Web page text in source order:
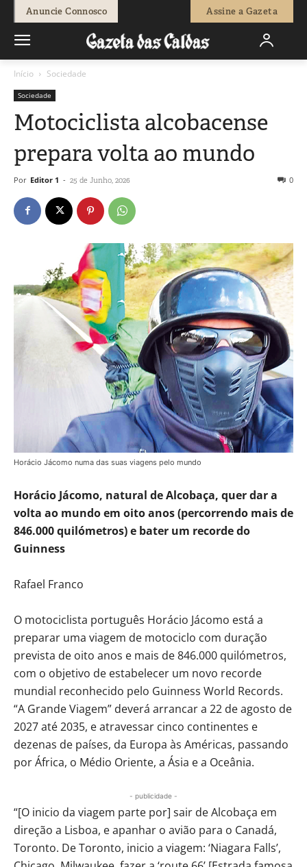
Anuncie Connosco Assine a Gazeta
Início Sociedade
Sociedade
Motociclista alcobacense
prepara volta ao mundo
Por Editor 1 - 25 de Junho, 2026 0
Horácio Jácomo numa das suas viagens pelo mundo
Horácio Jácomo, natural de Alcobaça, quer dar a
volta ao mundo em oito anos (percorrendo mais de
846.000 quilómetros) e bater um recorde do
Guinness
Rafael Franco
O motociclista português Horácio Jácomo está a
preparar uma viagem de motociclo com duração
prevista de oito anos e mais de 846.000 quilómetros,
com o objetivo de estabelecer um novo recorde
mundial reconhecido pelo Guinness World Records.
“A Grande Viagem” deverá arrancar a 22 de agosto de
2027 até 2035, e atravessar cinco continentes e
dezenas de países, da Europa às Américas, passando
por África, o Médio Oriente, a Ásia e a Oceânia.
- publicidade -
“[O inicio da viagem parte por] sair de Alcobaça em
direção a Lisboa, e apanhar o avião para o Canadá,
Toronto. De Toronto, inicio a viagem: ‘Niagara Falls’,